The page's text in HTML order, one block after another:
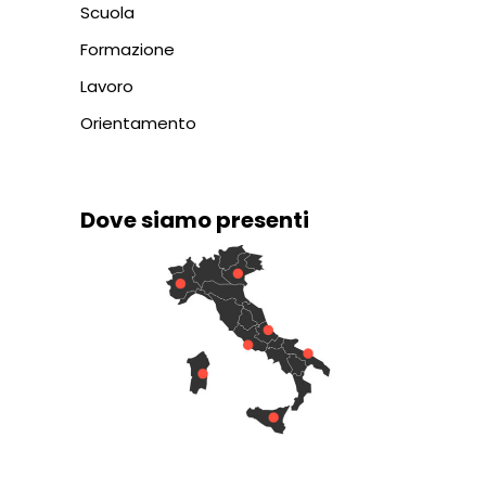
Scuola
Formazione
Lavoro
Orientamento
Dove siamo presenti